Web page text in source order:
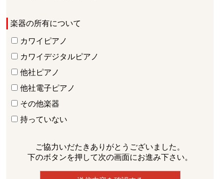
楽器の所有について
カワイピアノ
カワイデジタルピアノ
他社ピアノ
他社電子ピアノ
その他楽器
持っていない
ご協力いだたきありがとうございました。
下のボタンを押して次の画面にお進み下さい。